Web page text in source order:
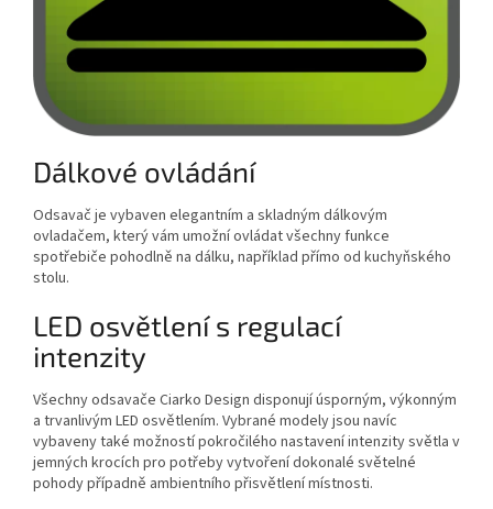
Dálkové ovládání
Odsavač je vybaven elegantním a skladným dálkovým
ovladačem, který vám umožní ovládat všechny funkce
spotřebiče pohodlně na dálku, například přímo od kuchyňského
stolu.
LED osvětlení s regulací
intenzity
Všechny odsavače Ciarko Design disponují úsporným, výkonným
a trvanlivým LED osvětlením. Vybrané modely jsou navíc
vybaveny také možností pokročilého nastavení intenzity světla v
jemných krocích pro potřeby vytvoření dokonalé světelné
pohody případně ambientního přisvětlení místnosti.